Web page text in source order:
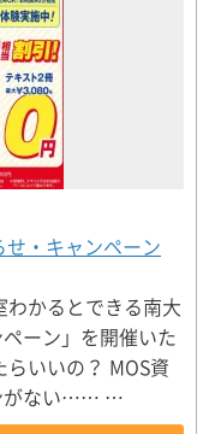
せ・キャンペーン
かるとできる南大
ーン」を開催いた
いいの？ MOS資
がない…… …